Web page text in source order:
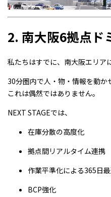
2. 南大阪6拠点ド
私たちはすでに、南大阪エリア
30分圏内で人・物・情報を動か
これは偶然ではありません。
NEXT STAGEでは、
在庫分散の高度化
拠点間リアルタイム連携
作業平準化による365日
BCP強化